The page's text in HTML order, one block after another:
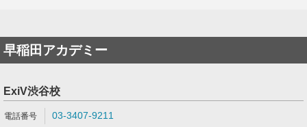
早稲田アカデミー
ExiV渋谷校
03-3407-9211